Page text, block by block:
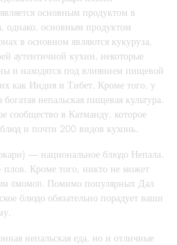
основным продуктом в
однако, основным продуктом
в основном являются кукуруза,
аутентичной кухни, некоторые
и находятся под влиянием пищевой
как Индия и Тибет. Кроме того, у
непальская пищевая культура.
сообщество в Катманду, которое
и почти 200 видов кухонь.
— национальное блюдо Непала.
Кроме того, никто не может
«момо». Помимо популярных Дал
блюдо обязательно порадует ваши
непальская еда, но и отличные